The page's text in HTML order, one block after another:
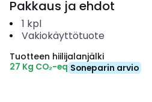
Pakkaus ja ehdot
1 kpl
Vakiokäyttötuote
Tuotteen hiilijalanjälki
27 Kg CO₂-eq Soneparin arvio